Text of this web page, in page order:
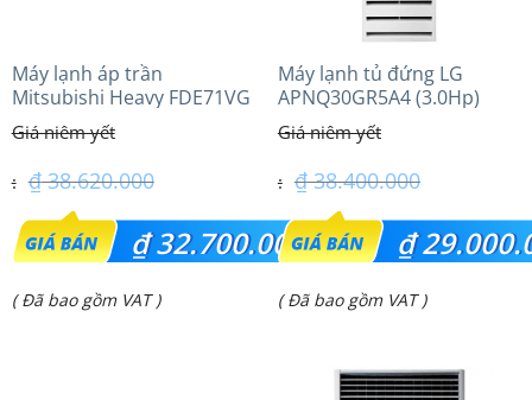
Máy lạnh áp trần
Mitsubishi Heavy FDE71VG
(3.0Hp) Tiêu chuẩn
₫38.620.000
Giá
gốc
là:
₫32.700.000
Giá
( Đã bao gồm VAT )
Máy lạnh tủ đứng LG
APNQ30GR5A4 (3.0Hp)
Inverter
₫38.400.000
Giá
gốc
là:
₫
Giá
( Đã bao gồm VAT )